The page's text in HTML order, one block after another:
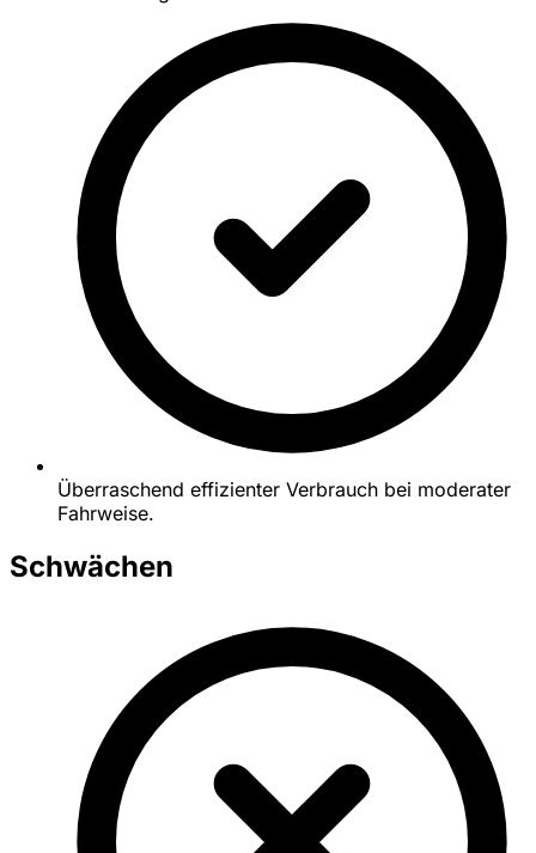
Überraschend effizienter Verbrauch bei moderater
Fahrweise.
Schwächen